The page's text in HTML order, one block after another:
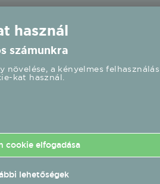
használ
számunkra
a kényelmes
kat használ.
Minden cookie elfogadása
lehetőségek